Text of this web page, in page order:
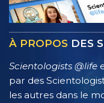
À PROPOS DES
Scientologists @life
par des
les autres dans le